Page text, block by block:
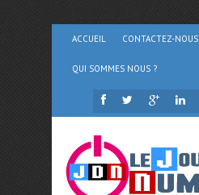
ACCUEIL CONTACTEZ-NOUS
QUI SOMMES NOUS ?